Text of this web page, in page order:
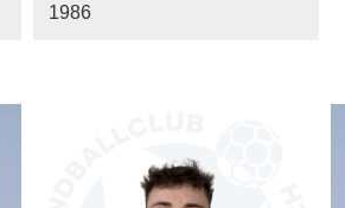
1986